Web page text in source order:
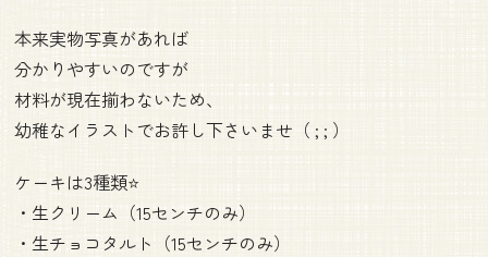
本来実物写真があれば
分かりやすいのですが
材料が現在揃わないため、
幼稚なイラストでお許し下さいませ（ ; ; ）
ケーキは3種類⭐️
・生クリーム（15センチのみ）
・生チョコタルト（15センチのみ）